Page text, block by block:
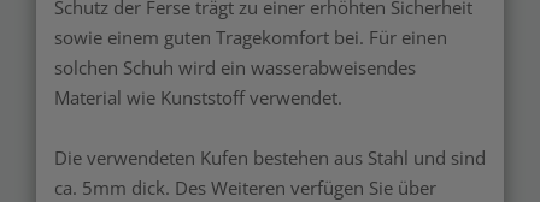
Schutz der Ferse trägt zu einer erhöhten Sicherheit
sowie einem guten Tragekomfort bei. Für einen
solchen Schuh wird ein wasserabweisendes
Material wie Kunststoff verwendet.
Die verwendeten Kufen bestehen aus Stahl und sind
ca. 5mm dick. Des Weiteren verfügen Sie über